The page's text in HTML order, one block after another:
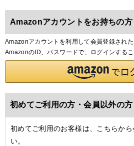
Amazonアカウントをお持ちの方
Amazonアカウントを利用して会員登録された
AmazonのID、パスワードで、ログインするこ
初めてご利用の方・会員以外の方
初めてご利用のお客様は、こちらか
い。